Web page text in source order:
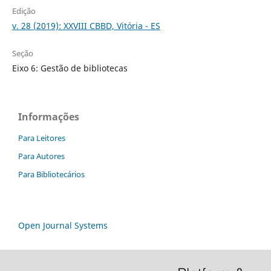
Edição
v. 28 (2019): XXVIII CBBD, Vitória - ES
Seção
Eixo 6: Gestão de bibliotecas
Informações
Para Leitores
Para Autores
Para Bibliotecários
Open Journal Systems